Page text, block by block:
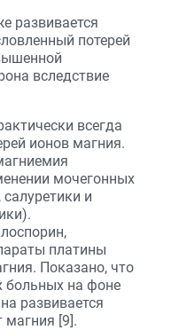
развивается
потерей
вследствие
всегда
ионов магния.
мочегонных
и
платины
Показано, что
больных на фоне
развивается
[9].